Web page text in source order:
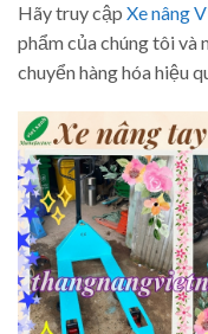
Hãy truy cập Xe nâng
phẩm của chúng tôi và
chuyển hàng hóa hiệu